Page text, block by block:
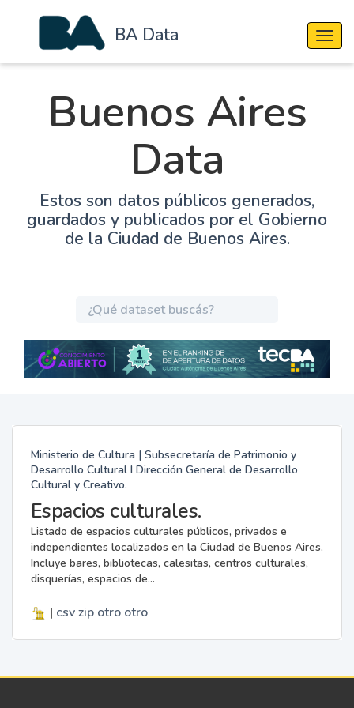
BA Data
Buenos Aires
Data
Estos son datos públicos generados,
guardados y publicados por el Gobierno
de la Ciudad de Buenos Aires.
Ministerio de Cultura | Subsecretaría de Patrimonio y
Desarrollo Cultural I Dirección General de Desarrollo
Cultural y Creativo.
Espacios culturales.
Listado de espacios culturales públicos, privados e
independientes localizados en la Ciudad de Buenos Aires.
Incluye bares, bibliotecas, calesitas, centros culturales,
disquerías, espacios de...
| csv zip otro otro